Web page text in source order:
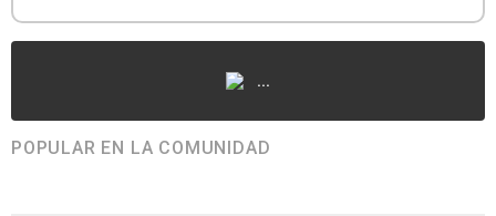
...
POPULAR EN LA COMUNIDAD